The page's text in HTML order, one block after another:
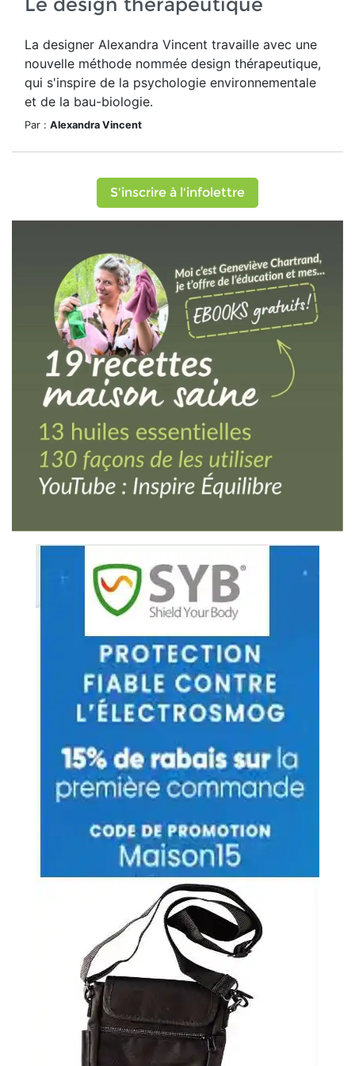
La designer Alexandra Vincent travaille avec une
nouvelle méthode nommée design thérapeutique,
qui s'inspire de la psychologie environnementale
et de la bau-biologie.
Par : Alexandra Vincent
S'inscrire à l'infolettre